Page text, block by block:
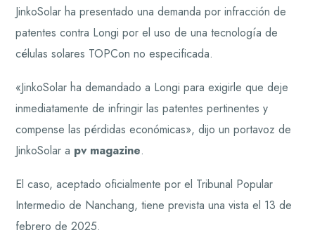
JinkoSolar ha presentado una demanda por infracción de
patentes contra Longi por el uso de una tecnología de
células solares TOPCon no especificada.
«JinkoSolar ha demandado a Longi para exigirle que deje
inmediatamente de infringir las patentes pertinentes y
compense las pérdidas económicas», dijo un portavoz de
JinkoSolar a pv magazine.
El caso, aceptado oficialmente por el Tribunal Popular
Intermedio de Nanchang, tiene prevista una vista el 13 de
febrero de 2025.